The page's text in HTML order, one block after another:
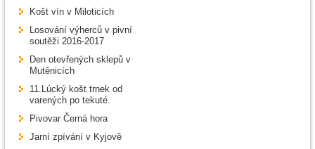
Košt vín v Miloticích
Losování výherců v pivní
soutěži 2016-2017
Den otevřených sklepů v
Mutěnicích
11.Lúcký košt trnek od
varených po tekuté.
Pivovar Černá hora
Jarní zpívání v Kyjově